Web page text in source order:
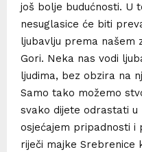
još bolje budućnosti. U
nesuglasice će biti
ljubavlju prema našem
Gori. Neka nas vodi
ljudima, bez obzira na
Samo tako možemo
svako dijete odrastati u
osjećajem pripadnosti i
riječi majke Srebrenice